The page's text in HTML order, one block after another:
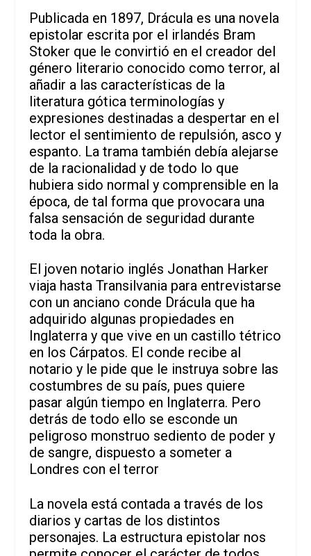
Publicada en 1897, Drácula es una novela
epistolar escrita por el irlandés Bram
Stoker que le convirtió en el creador del
género literario conocido como terror, al
añadir a las características de la
literatura gótica terminologías y
expresiones destinadas a despertar en el
lector el sentimiento de repulsión, asco y
espanto. La trama también debía alejarse
de la racionalidad y de todo lo que
hubiera sido normal y comprensible en la
época, de tal forma que provocara una
falsa sensación de seguridad durante
toda la obra.
El joven notario inglés Jonathan Harker
viaja hasta Transilvania para entrevistarse
con un anciano conde Drácula que ha
adquirido algunas propiedades en
Inglaterra y que vive en un castillo tétrico
en los Cárpatos. El conde recibe al
notario y le pide que le instruya sobre las
costumbres de su país, pues quiere
pasar algún tiempo en Inglaterra. Pero
detrás de todo ello se esconde un
peligroso monstruo sediento de poder y
de sangre, dispuesto a someter a
Londres con el terror
La novela está contada a través de los
diarios y cartas de los distintos
personajes. La estructura epistolar nos